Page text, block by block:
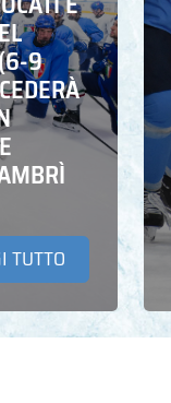
9
TUTTO